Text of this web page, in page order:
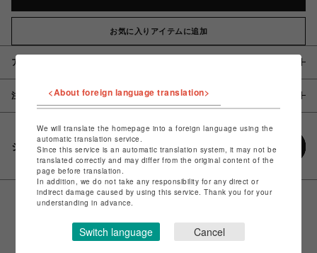
お気に入りアイテムに追加
アイテム説明 / 素材
注意事項
シェアする
<About foreign language translation>
We will translate the homepage into a foreign language using the
automatic translation service.
Since this service is an automatic translation system, it may not be
translated correctly and may differ from the original content of the
page before translation.
In addition, we do not take any responsibility for any direct or
indirect damage caused by using this service. Thank you for your
understanding in advance.
Switch language Cancel